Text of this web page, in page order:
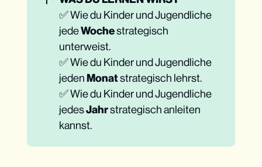
✅ Wie du Kinder und Jugendliche
jedeWochestrategisch
unterweist.
✅ Wie du Kinder und Jugendliche
jeden Monatstrategisch lehrst.
✅ Wie du Kinder und Jugendliche
jedesJahrstrategisch anleiten
kannst.